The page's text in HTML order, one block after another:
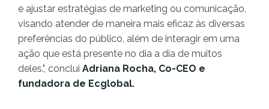
e ajustar estratégias de marketing ou comunicação,
visando atender de maneira mais eficaz às diversas
preferências do público, além de interagir em uma
ação que está presente no dia a dia de muitos
deles.", conclui Adriana Rocha, Co-CEO e
fundadora de Ecglobal.